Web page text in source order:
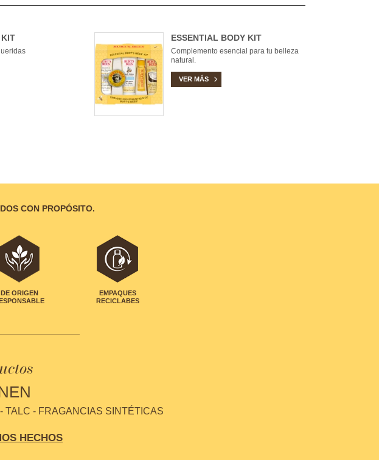
KIT ESSENTIAL BODY KIT
Complemento esencial para tu belleza
natural.
VER MÁS
CON PROPÓSITO.
DE ORIGEN
EMPAQUES
RECICLABES
TALC - FRAGANCIAS SINTÉTICAS
HECHOS